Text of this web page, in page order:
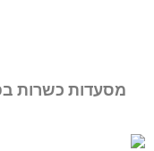
מסעדות כשרות